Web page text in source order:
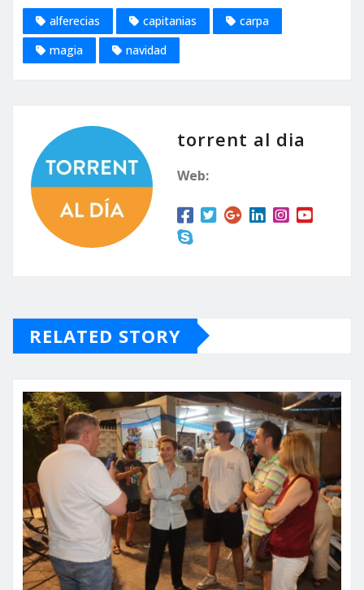
alferecias capitanias
carpa
magia
navidad
torrent al dia
Web:
RELATED STORY